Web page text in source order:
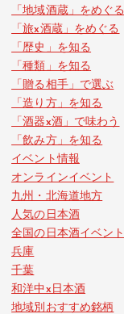
「地域酒蔵」をめぐる
「旅x酒蔵」をめぐる
「歴史」を知る
「種類」を知る
「贈る相手」で選ぶ
「造り方」を知る
「酒器x酒」で味わう
「飲み方」を知る
イベント情報
オンラインイベント
九州・北海道地方
人気の日本酒
全国の日本酒イベント
兵庫
千葉
和洋中x日本酒
地域別おすすめ銘柄